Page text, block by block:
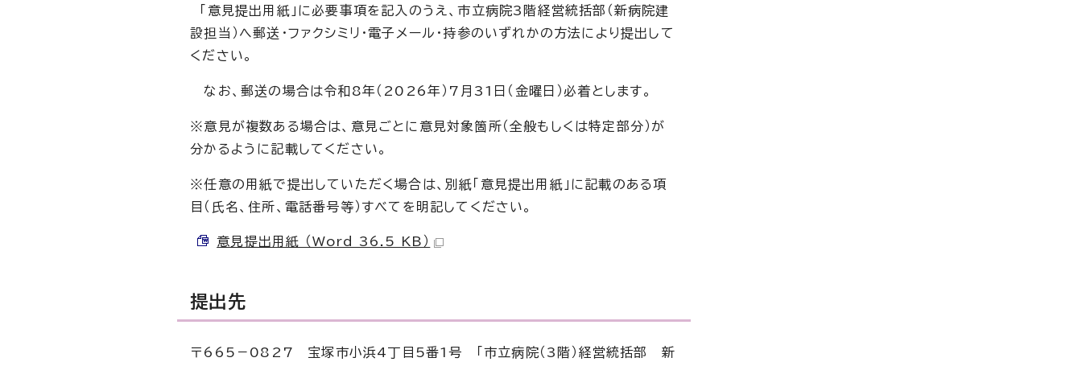
「意見提出用紙」に必要事項を記入のうえ、市立病院3階経営統括部（新病院建
設担当）へ郵送・ファクシミリ・電子メール・持参のいずれかの方法により提出して
ください。
なお、郵送の場合は令和8年（2026年）7月31日（金曜日）必着とします。
※意見が複数ある場合は、意見ごとに意見対象箇所（全般もしくは特定部分）が
分かるように記載してください。
※任意の用紙で提出していただく場合は、別紙「意見提出用紙」に記載のある項
目（氏名、住所、電話番号等）すべてを明記してください。
意見提出用紙 （Word 36.5 KB）
提出先
〒665－0827 宝塚市小浜4丁目5番1号 「市立病院（3階）経営統括部 新